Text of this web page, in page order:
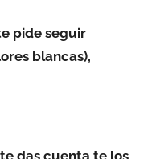
pide seguir
blancas),
das cuenta te los